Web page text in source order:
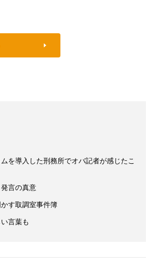
を導入した刑務所でオバ記者が感じたこ
言の真意
す取調室事件簿
言葉も